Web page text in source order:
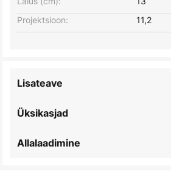
Projektsioon: 11,2
Üksikasjad
Lisateave
Allalaadimine